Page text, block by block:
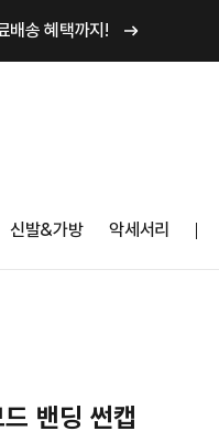
배송 혜택까지!
신발&가방 악세서리
밴딩 썬캡